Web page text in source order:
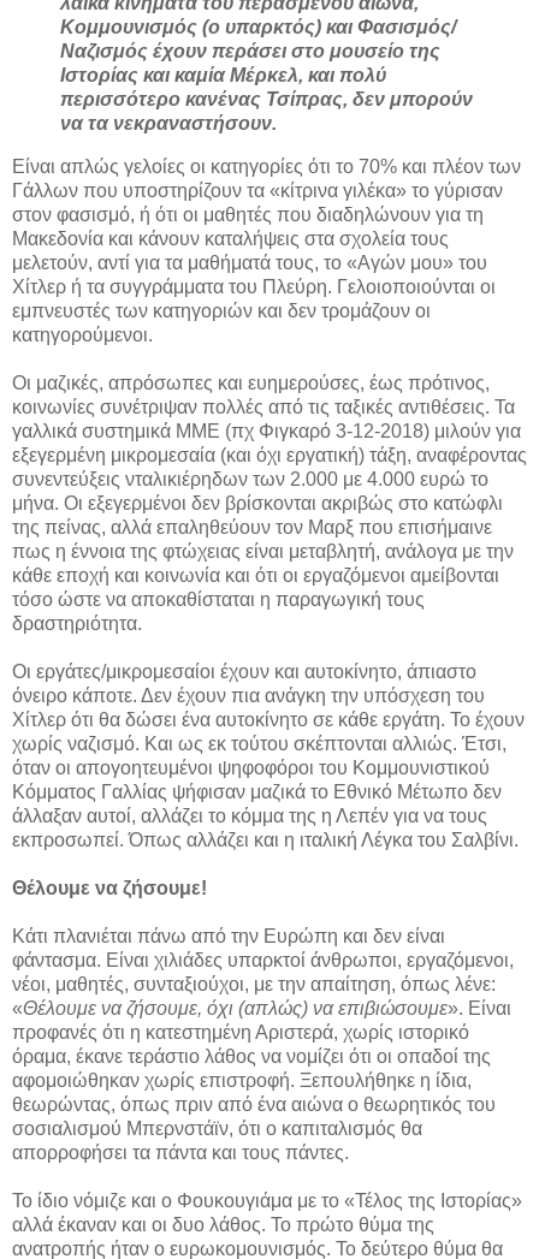
Κομμουνισμός (ο υπαρκτός) και Φασισμός/
Ναζισμός έχουν περάσει στο μουσείο της
Ιστορίας και καμία Μέρκελ, και πολύ
περισσότερο κανένας Τσίπρας, δεν μπορούν
να τα νεκραναστήσουν.
Είναι απλώς γελοίες οι κατηγορίες ότι το 70% και πλέον των
Γάλλων που υποστηρίζουν τα «κίτρινα γιλέκα» το γύρισαν
στον φασισμό, ή ότι οι μαθητές που διαδηλώνουν για τη
Μακεδονία και κάνουν καταλήψεις στα σχολεία τους
μελετούν, αντί για τα μαθήματά τους, το «Αγών μου» του
Χίτλερ ή τα συγγράμματα του Πλεύρη. Γελοιοποιούνται οι
εμπνευστές των κατηγοριών και δεν τρομάζουν οι
κατηγορούμενοι.
Οι μαζικές, απρόσωπες και ευημερούσες, έως πρότινος,
κοινωνίες συνέτριψαν πολλές από τις ταξικές αντιθέσεις. Τα
γαλλικά συστημικά ΜΜΕ (πχ Φιγκαρό 3-12-2018) μιλούν για
εξεγερμένη μικρομεσαία (και όχι εργατική) τάξη, αναφέροντας
συνεντεύξεις νταλικιέρηδων των 2.000 με 4.000 ευρώ το
μήνα. Οι εξεγερμένοι δεν βρίσκονται ακριβώς στο κατώφλι
της πείνας, αλλά επαληθεύουν τον Μαρξ που επισήμαινε
πως η έννοια της φτώχειας είναι μεταβλητή, ανάλογα με την
κάθε εποχή και κοινωνία και ότι οι εργαζόμενοι αμείβονται
τόσο ώστε να αποκαθίσταται η παραγωγική τους
δραστηριότητα.
Οι εργάτες/μικρομεσαίοι έχουν και αυτοκίνητο, άπιαστο
όνειρο κάποτε. Δεν έχουν πια ανάγκη την υπόσχεση του
Χίτλερ ότι θα δώσει ένα αυτοκίνητο σε κάθε εργάτη. Το έχουν
χωρίς ναζισμό. Και ως εκ τούτου σκέπτονται αλλιώς. Έτσι,
όταν οι απογοητευμένοι ψηφοφόροι του Κομμουνιστικού
Κόμματος Γαλλίας ψήφισαν μαζικά το Εθνικό Μέτωπο δεν
άλλαξαν αυτοί, αλλάζει το κόμμα της η Λεπέν για να τους
εκπροσωπεί. Όπως αλλάζει και η ιταλική Λέγκα του Σαλβίνι.
Θέλουμε να ζήσουμε!
Κάτι πλανιέται πάνω από την Ευρώπη και δεν είναι
φάντασμα. Είναι χιλιάδες υπαρκτοί άνθρωποι, εργαζόμενοι,
νέοι, μαθητές, συνταξιούχοι, με την απαίτηση, όπως λένε:
«Θέλουμε να ζήσουμε, όχι (απλώς) να επιβιώσουμε». Είναι
προφανές ότι η κατεστημένη Αριστερά, χωρίς ιστορικό
όραμα, έκανε τεράστιο λάθος να νομίζει ότι οι οπαδοί της
αφομοιώθηκαν χωρίς επιστροφή. Ξεπουλήθηκε η ίδια,
θεωρώντας, όπως πριν από ένα αιώνα ο θεωρητικός του
σοσιαλισμού Μπερνστάϊν, ότι ο καπιταλισμός θα
απορροφήσει τα πάντα και τους πάντες.
Το ίδιο νόμιζε και ο Φουκουγιάμα με το «Τέλος της Ιστορίας»
αλλά έκαναν και οι δυο λάθος. Το πρώτο θύμα της
ανατροπής ήταν ο ευρωκομουνισμός. Το δεύτερο θύμα θα